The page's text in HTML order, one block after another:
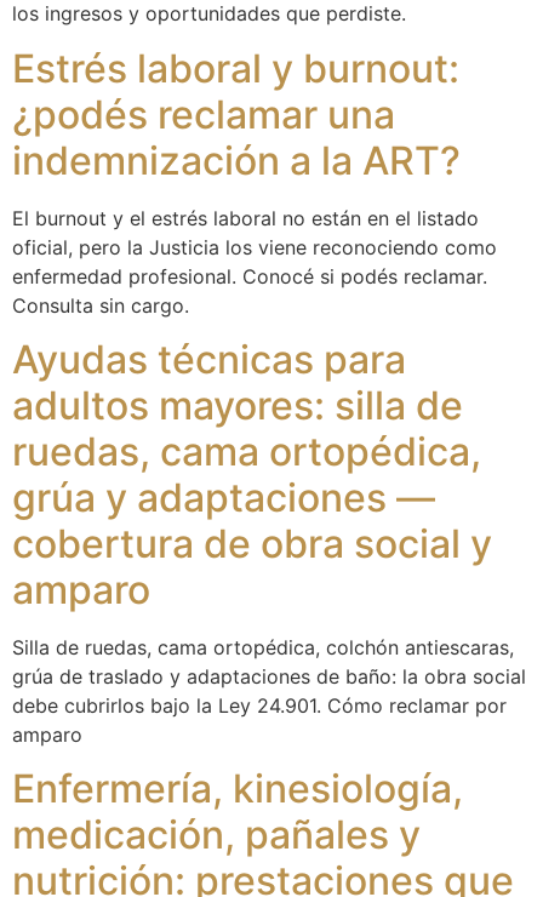
los ingresos y oportunidades que perdiste.
Estrés laboral y burnout:
¿podés reclamar una
indemnización a la ART?
El burnout y el estrés laboral no están en el listado
oficial, pero la Justicia los viene reconociendo como
enfermedad profesional. Conocé si podés reclamar.
Consulta sin cargo.
Ayudas técnicas para
adultos mayores: silla de
ruedas, cama ortopédica,
grúa y adaptaciones —
cobertura de obra social y
amparo
Silla de ruedas, cama ortopédica, colchón antiescaras,
grúa de traslado y adaptaciones de baño: la obra social
debe cubrirlos bajo la Ley 24.901. Cómo reclamar por
amparo
Enfermería, kinesiología,
medicación, pañales y
nutrición: prestaciones que